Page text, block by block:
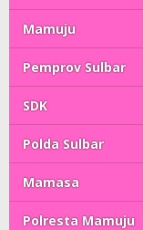
Mamuju
Pemprov Sulbar
SDK
Polda Sulbar
Mamasa
Polresta Mamuju